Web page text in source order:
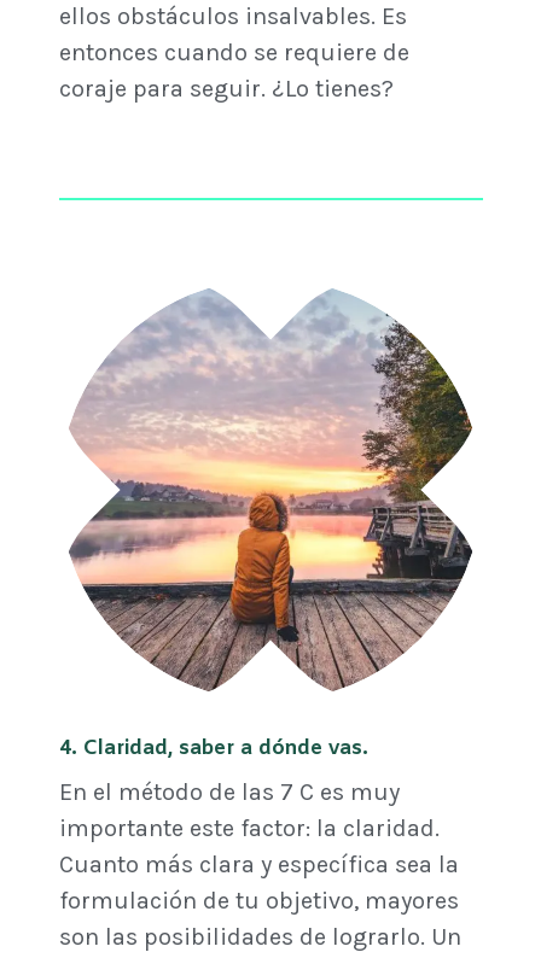
ellos obstáculos insalvables. Es
entonces cuando se requiere de
coraje para seguir. ¿Lo tienes?
4. Claridad, saber a dónde vas.
En el método de las 7 C es muy
importante este factor: la claridad.
Cuanto más clara y específica sea la
formulación de tu objetivo, mayores
son las posibilidades de lograrlo. Un